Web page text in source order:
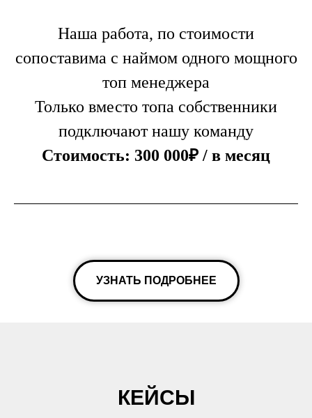
Наша работа, по стоимости
сопоставима с наймом одного мощного
топ менеджера
Только вместо топа собственники
подключают нашу команду
Стоимость: 300 000₽ / в месяц
УЗНАТЬ ПОДРОБНЕЕ
КЕЙСЫ